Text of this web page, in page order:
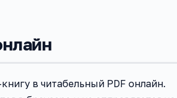
в читабельный PDF онлайн.